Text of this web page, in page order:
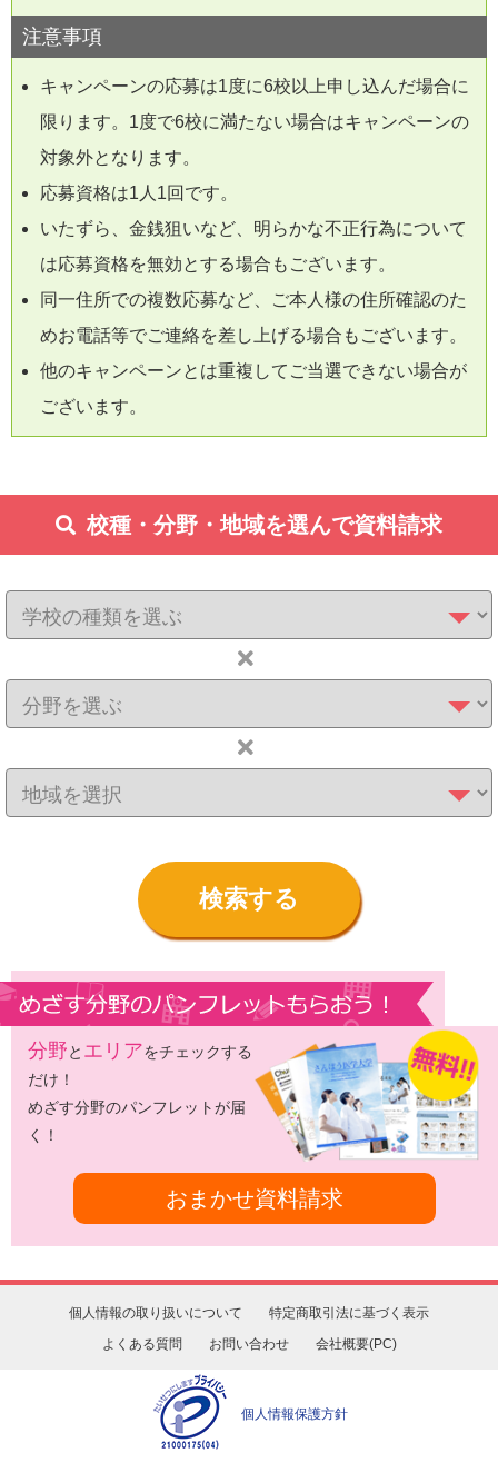
注意事項
キャンペーンの応募は1度に6校以上申し込んだ場合に
限ります。1度で6校に満たない場合はキャンペーンの
対象外となります。
応募資格は1人1回です。
いたずら、金銭狙いなど、明らかな不正行為について
は応募資格を無効とする場合もございます。
同一住所での複数応募など、ご本人様の住所確認のた
めお電話等でご連絡を差し上げる場合もございます。
他のキャンペーンとは重複してご当選できない場合が
ございます。
校種・分野・地域を選んで資料請求
分野と エリアをチェックする
だけ！
めざす分野のパンフレットが届
く！
おまかせ資料請求
個人情報の取り扱いについて
特定商取引法に基づく表示
よくある質問
お問い合わせ 会社概要(PC)
個人情報保護方針